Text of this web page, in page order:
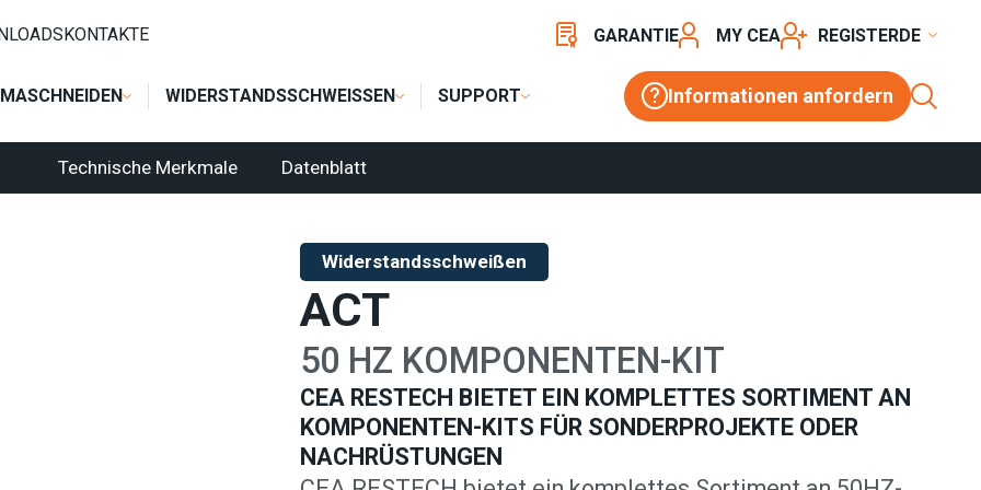
WIDERSTANDSSCHWEISSEN SUPPORT Informationen anfordern
KONTAKTE GARANTIE MY CEA REGISTER
Technische Merkmale Datenblatt
Widerstandsschweißen
ACT
50 HZ KOMPONENTEN-KIT
CEA RESTECH BIETET EIN KOMPLETTES SORTIMENT AN
KOMPONENTEN-KITS FÜR SONDERPROJEKTE ODER
NACHRÜSTUNGEN